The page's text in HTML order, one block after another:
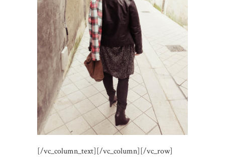
[/vc_column_text][/vc_column][/vc_row]